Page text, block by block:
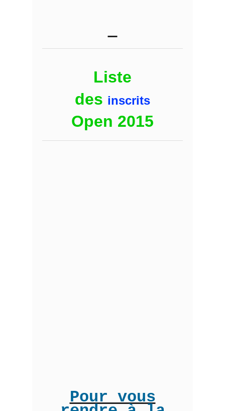
Liste
des inscrits
Open 2015
Pour vous